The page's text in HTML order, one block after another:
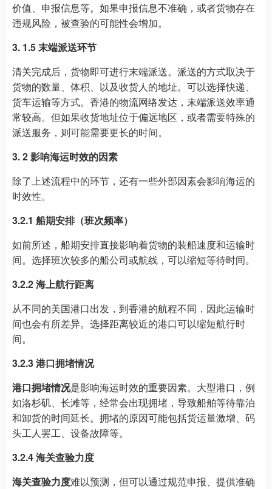
价值、申报信息等。如果申报信息不准确，或者货物存在
违规风险，被查验的可能性会增加。
3. 1.5 末端派送环节
清关完成后，货物即可进行末端派送。派送的方式取决于
货物的数量、体积、以及收货人的地址。可以选择快递、
货车运输等方式。香港的物流网络发达，末端派送效率通
常较高。但如果收货地址位于偏远地区，或者需要特殊的
派送服务，则可能需要更长的时间。
3. 2 影响海运时效的因素
除了上述流程中的环节，还有一些外部因素会影响海运的
时效性。
3.2.1 船期安排（班次频率）
如前所述，船期安排直接影响着货物的装船速度和运输时
间。选择班次较多的船公司或航线，可以缩短等待时间。
3.2.2 海上航行距离
从不同的美国港口出发，到香港的航程不同，因此运输时
间也会有所差异。选择距离较近的港口可以缩短航行时
间。
3.2.3 港口拥堵情况
港口拥堵情况是影响海运时效的重要因素。大型港口，例
如洛杉矶、长滩等，经常会出现拥堵，导致船舶等待靠泊
和卸货的时间延长。拥堵的原因可能包括货运量激增、码
头工人罢工、设备故障等。
3.2.4 海关查验力度
海关查验力度难以预测，但可以通过规范申报、提供准确